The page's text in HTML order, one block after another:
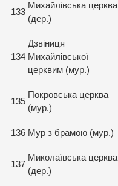
133
Михайлівська церква
(дер.)
134
Дзвіниця
Михайлівської
церквим (мур.)
135
Покровська церква
(мур.)
136 Мур з брамою (мур.)
137
Миколаївська церква
(дер.)